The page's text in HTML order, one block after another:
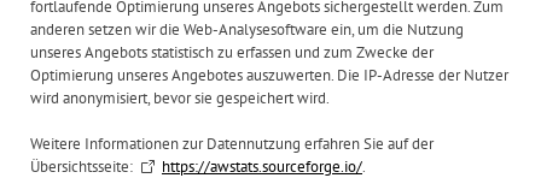
fortlaufende Optimierung unseres Angebots sichergestellt werden. Zum
anderen setzen wir die Web-Analysesoftware ein, um die Nutzung
unseres Angebots statistisch zu erfassen und zum Zwecke der
Optimierung unseres Angebotes auszuwerten. Die IP-Adresse der Nutzer
wird anonymisiert, bevor sie gespeichert wird.
Weitere Informationen zur Datennutzung erfahren Sie auf der
Übersichtsseite:
https://awstats.sourceforge.io/.